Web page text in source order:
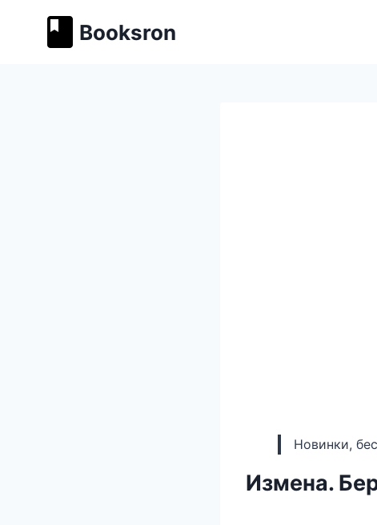
содержимому
Booksron
Новинки,
Измена.